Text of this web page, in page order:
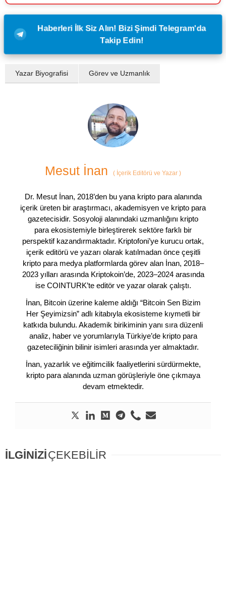
Haberleri İlk Siz Alın! Bizi Şimdi Telegram'da
Takip Edin!
Yazar Biyografisi Görev ve Uzmanlık
Mesut İnan ( İçerik Editörü ve Yazar )
Dr. Mesut İnan, 2018’den bu yana kripto para alanında
içerik üreten bir araştırmacı, akademisyen ve kripto para
gazetecisidir. Sosyoloji alanındaki uzmanlığını kripto
para ekosistemiyle birleştirerek sektöre farklı bir
perspektif kazandırmaktadır. Kriptofoni’ye kurucu ortak,
içerik editörü ve yazarı olarak katılmadan önce çeşitli
kripto para medya platformlarda görev alan İnan, 2018–
2023 yılları arasında Kriptokoin’de, 2023–2024 arasında
ise COINTURK’te editör ve yazar olarak çalıştı.
İnan, Bitcoin üzerine kaleme aldığı “Bitcoin Sen Bizim
Her Şeyimizsin” adlı kitabıyla ekosisteme kıymetli bir
katkıda bulundu. Akademik birikiminin yanı sıra düzenli
analiz, haber ve yorumlarıyla Türkiye’de kripto para
gazeteciliğinin bilinir isimleri arasında yer almaktadır.
İnan, yazarlık ve eğitimcilik faaliyetlerini sürdürmekte,
kripto para alanında uzman görüşleriyle öne çıkmaya
devam etmektedir.
İLGİNİZİÇEKEBİLİR